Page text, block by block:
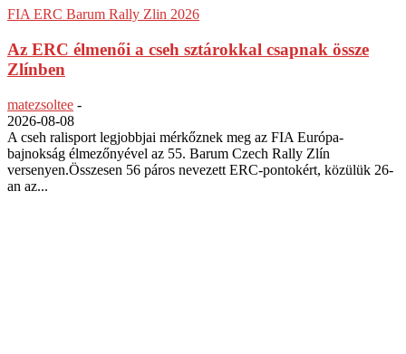
FIA ERC Barum Rally Zlin 2026
Az ERC élmenői a cseh sztárokkal csapnak össze
Zlínben
matezsoltee -
2026-08-08
A cseh ralisport legjobbjai mérkőznek meg az FIA Európa-
bajnokság élmezőnyével az 55. Barum Czech Rally Zlín
versenyen.Összesen 56 páros nevezett ERC-pontokért, közülük 26-
an az...